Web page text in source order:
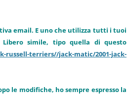
email. E uno che utilizza tutti i tuoi
Libero simile, tipo quella di questo
terriers//jack-matic/2001-jack-
le modifiche, ho sempre espresso la